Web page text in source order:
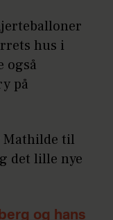
hus i
også
på
Mathilde til
det lille nye
og hans